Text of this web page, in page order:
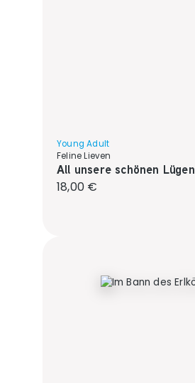
Young Adult
Feline Lieven
All unsere schönen Lügen
Regulärer Preis:
18,00 €